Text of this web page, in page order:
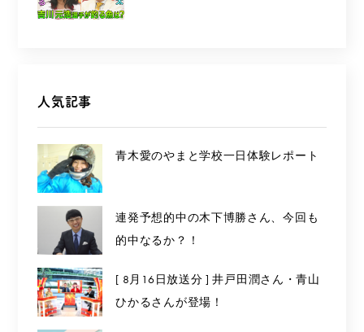
人気記事
青木愛のやまと学校一日体験レポート
連発予想的中の木下博勝さん、今回も
的中なるか？！
[ 8月16日放送分 ] 井戸田潤さん・青山
ひかるさんが登場！